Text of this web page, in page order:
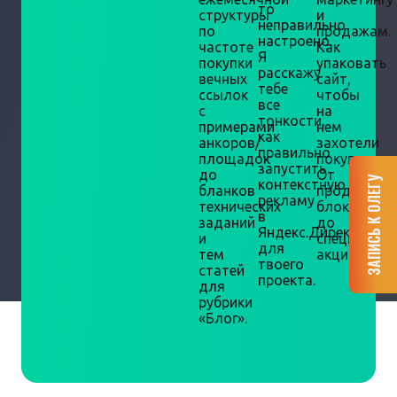
структуры
по
частоте
покупки
вечных
ссылок
с
примерами
анкоров/
площадок
до
бланков
технических
заданий
и
тем
статей
для
рубрики
«Блог».
то
неправильно
настроено.
Я
расскажу
тебе
все
тонкости,
как
правильно
запустить
контекстную
рекламу
в
Яндекс.Директ
для
твоего
проекта.
и
продажам.
Как
упаковать
сайт,
чтобы
на
нем
захотели
покупать.
От
блоков
до
акций.
ЗАПИСЬ К ОЛЕГУ